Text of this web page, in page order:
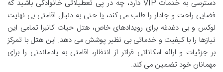
دسترسی به خدمات VIP دارد، چه در پی تعطیلاتی خانوادگی باشید که
فضایی راحت و جادار را طلب می کند، یا حتی به دنبال اقامتی بی نهایت
لوکس و بی دغدغه برای رویدادهای خاص، هتل حیات کانبرا تمامی این
نیازها را با کیفیت و خدماتی بی نظیر پوشش می دهد. این هتل با تمرکز
بر جزئیات و ارائه امکاناتی فراتر از انتظار، اقامتی به یادماندنی را برای
مهمانان خود تضمین می کند.